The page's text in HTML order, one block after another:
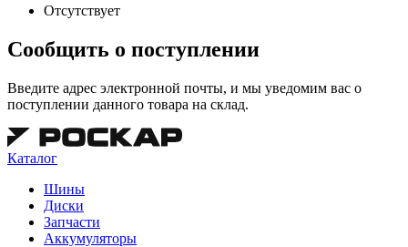
Отсутствует
Сообщить о поступлении
Введите адрес электронной почты, и мы уведомим вас о
поступлении данного товара на склад.
Каталог
Шины
Диски
Запчасти
Аккумуляторы